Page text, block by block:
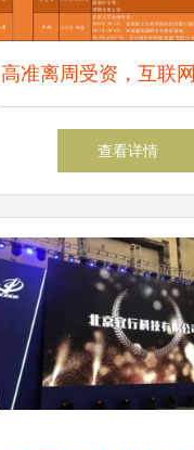
高准离周受资，互联
再掀人才流动潮
查看详情